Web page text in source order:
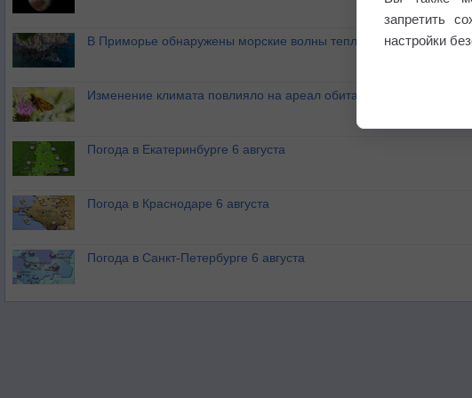
В Приморье обнаружены морские волны тепла
Изменение климата повлияло на ареал обитания бабочек
Погода в Екатеринбурге 6 августа
Погода в Краснодаре 6 августа
Погода в Санкт-Петербурге 6 августа
запретить
настройки